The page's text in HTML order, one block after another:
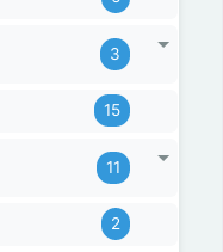
3
15
11
2